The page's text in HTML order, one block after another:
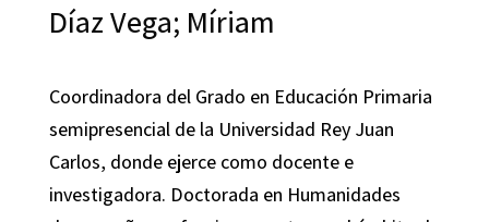
Díaz Vega; Míriam
Coordinadora del Grado en Educación Primaria
semipresencial de la Universidad Rey Juan
Carlos, donde ejerce como docente e
investigadora. Doctorada en Humanidades